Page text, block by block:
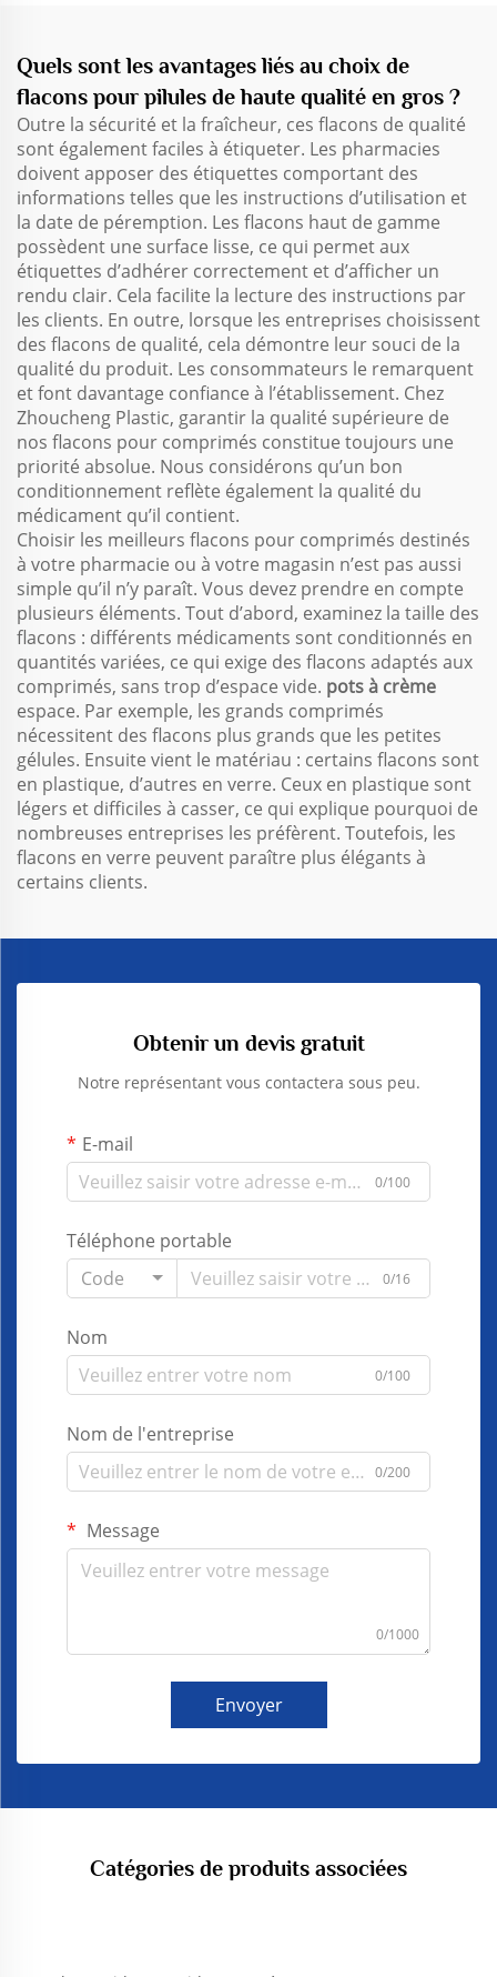
Quels sont les avantages liés au choix de
flacons pour pilules de haute qualité en gros ?
Outre la sécurité et la fraîcheur, ces flacons de qualité
sont également faciles à étiqueter. Les pharmacies
doivent apposer des étiquettes comportant des
informations telles que les instructions d’utilisation et
la date de péremption. Les flacons haut de gamme
possèdent une surface lisse, ce qui permet aux
étiquettes d’adhérer correctement et d’afficher un
rendu clair. Cela facilite la lecture des instructions par
les clients. En outre, lorsque les entreprises choisissent
des flacons de qualité, cela démontre leur souci de la
qualité du produit. Les consommateurs le remarquent
et font davantage confiance à l’établissement. Chez
Zhoucheng Plastic, garantir la qualité supérieure de
nos flacons pour comprimés constitue toujours une
priorité absolue. Nous considérons qu’un bon
conditionnement reflète également la qualité du
médicament qu’il contient.
Choisir les meilleurs flacons pour comprimés destinés
à votre pharmacie ou à votre magasin n’est pas aussi
simple qu’il n’y paraît. Vous devez prendre en compte
plusieurs éléments. Tout d’abord, examinez la taille des
flacons : différents médicaments sont conditionnés en
quantités variées, ce qui exige des flacons adaptés aux
comprimés, sans trop d’espace vide. pots à crème
espace. Par exemple, les grands comprimés
nécessitent des flacons plus grands que les petites
gélules. Ensuite vient le matériau : certains flacons sont
en plastique, d’autres en verre. Ceux en plastique sont
légers et difficiles à casser, ce qui explique pourquoi de
nombreuses entreprises les préfèrent. Toutefois, les
flacons en verre peuvent paraître plus élégants à
certains clients.
Obtenir un devis gratuit
Notre représentant vous contactera sous peu.
E-mail
0/100
Téléphone portable
Code
0/16
Nom
0/100
Nom de l'entreprise
0/200
Message
0/1000
Envoyer
Catégories de produits associées